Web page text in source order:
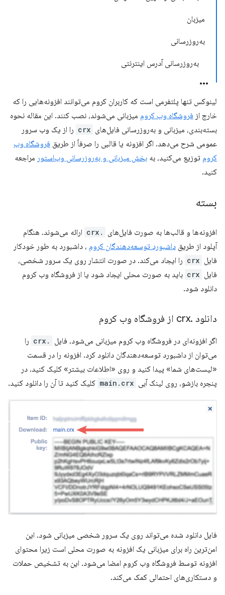
میزبان
به‌روزرسانی
به‌روزرسانی آدرس اینترنتی
لینوکس تنها پلتفرمی است که کاربران کروم می‌توانند افزونه‌هایی را که
خارج از فروشگاه وب کروم میزبانی می‌شوند، نصب کنند. این مقاله نحوه
بسته‌بندی، میزبانی و به‌روزرسانی فایل‌های crx را از یک وب سرور
عمومی شرح می‌دهد. اگر افزونه یا قالبی را صرفاً از طریق فروشگاه وب
کروم توزیع می‌کنید، به بخش میزبانی و به‌روزرسانی وب‌استور مراجعه
کنید.
بسته
افزونه‌ها و قالب‌ها به صورت فایل‌های .crx
ارائه می‌شوند. هنگام
آپلود از طریق داشبورد توسعه‌دهندگان کروم ، داشبورد به طور خودکار
فایل crx را ایجاد می‌کند. در صورت انتشار روی یک سرور شخصی،
فایل crx باید به صورت محلی ایجاد شود یا از فروشگاه وب کروم
دانلود شود.
دانلود .crx از فروشگاه وب کروم
اگر افزونه‌ای در فروشگاه وب کروم میزبانی می‌شود، فایل .crx
را
می‌توان از داشبورد توسعه‌دهندگان دانلود کرد. افزونه را در قسمت
«لیست‌های شما» پیدا کنید و روی «اطلاعات بیشتر» کلیک کنید. در
پنجره بازشو، روی لینک آبی main.crx کلیک کنید تا آن را دانلود کنید.
فایل دانلود شده می‌تواند روی یک سرور شخصی میزبانی شود. این
امن‌ترین راه برای میزبانی یک افزونه به صورت محلی است زیرا محتوای
افزونه توسط فروشگاه وب کروم امضا می‌شود. این به تشخیص حملات
و دستکاری‌های احتمالی کمک می‌کند.